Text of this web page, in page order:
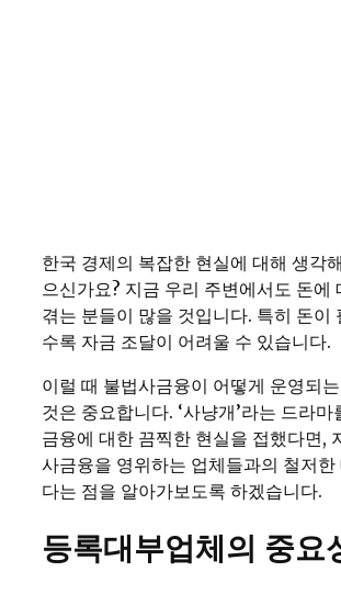
한국 경제의 복잡한 현실에 대해 생각
으신가요? 지금 우리 주변에서도 돈에
겪는 분들이 많을 것입니다. 특히 돈이
수록 자금 조달이 어려울 수 있습니다.
이럴 때 불법사금융이 어떻게 운영되
것은 중요합니다. ‘사냥개’라는 드라
금융에 대한 끔찍한 현실을 접했다면,
사금융을 영위하는 업체들과의 철저
다는 점을 알아가보도록 하겠습니다.
등록대부업체의 중요